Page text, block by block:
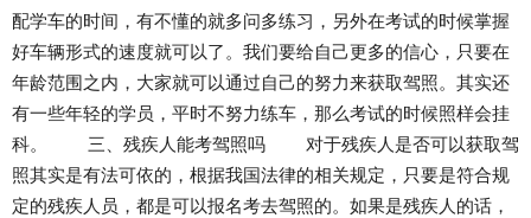
配学车的时间，有不懂的就多问多练习，另外在考试的时候掌握
好车辆形式的速度就可以了。我们要给自己更多的信心，只要在
年龄范围之内，大家就可以通过自己的努力来获取驾照。其实还
有一些年轻的学员，平时不努力练车，那么考试的时候照样会挂
科。 三、残疾人能考驾照吗 对于残疾人是否可以获取驾
照其实是有法可依的，根据我国法律的相关规定，只要是符合规
定的残疾人员，都是可以报名考去驾照的。如果是残疾人的话，